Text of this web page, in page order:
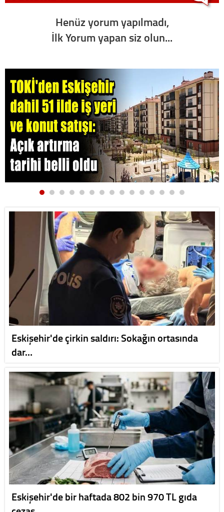
Henüz yorum yapılmadı,
İlk Yorum yapan siz olun...
Eskişehir'de çirkin saldırı: Sokağın ortasında
dar…
Eskişehir'de bir haftada 802 bin 970 TL gıda